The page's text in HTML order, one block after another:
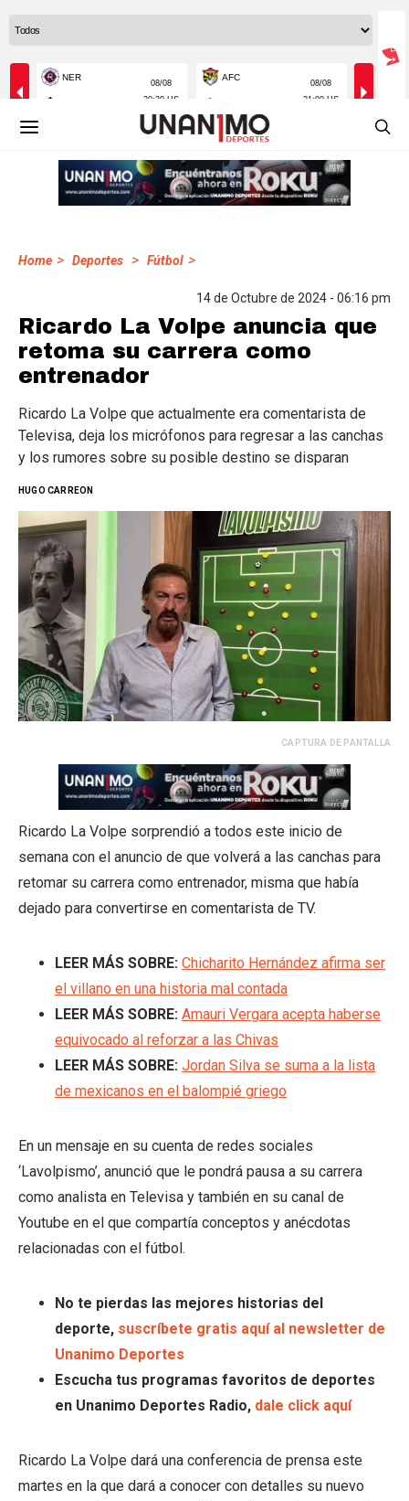
Home > Deportes > Fútbol >
14 de Octubre de 2024 - 06:16 pm
Ricardo La Volpe anuncia que
retoma su carrera como
entrenador
Ricardo La Volpe que actualmente era comentarista de
Televisa, deja los micrófonos para regresar a las canchas
y los rumores sobre su posible destino se disparan
HUGO CARREON
CAPTURA DE PANTALLA
Ricardo La Volpe sorprendió a todos este inicio de
semana con el anuncio de que volverá a las canchas para
retomar su carrera como entrenador, misma que había
dejado para convertirse en comentarista de TV.
LEER MÁS SOBRE: Chicharito Hernández afirma ser
el villano en una historia mal contada
LEER MÁS SOBRE: Amauri Vergara acepta haberse
equivocado al reforzar a las Chivas
LEER MÁS SOBRE: Jordan Silva se suma a la lista
de mexicanos en el balompié griego
En un mensaje en su cuenta de redes sociales
‘Lavolpismo’, anunció que le pondrá pausa a su carrera
como analista en Televisa y también en su canal de
Youtube en el que compartía conceptos y anécdotas
relacionadas con el fútbol.
No te pierdas las mejores historias del
deporte, suscríbete gratis aquí al newsletter de
Unanimo Deportes
Escucha tus programas favoritos de deportes
en Unanimo Deportes Radio, dale click aquí
Ricardo La Volpe dará una conferencia de prensa este
martes en la que dará a conocer con detalles su nuevo